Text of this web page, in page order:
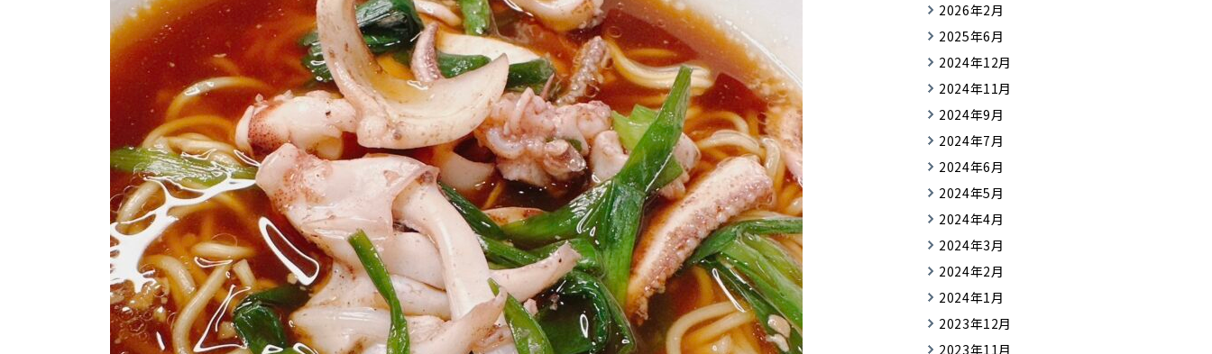
2026年2月
2025年6月
2024年12月
2024年11月
2024年9月
2024年7月
2024年6月
2024年5月
2024年4月
2024年3月
2024年2月
2024年1月
2023年12月
2023年11月